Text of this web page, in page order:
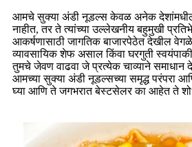
आमचे सुक्या अंडी नूडल्स केवळ अनेक देशांमधील
नाहीत, तर ते त्यांच्या उल्लेखनीय बहुमुखी
आकर्षणासाठी जागतिक बाजारपेठेत देखील वेगळे
व्यावसायिक शेफ असाल किंवा घरगुती
तुमचे जेवण वाढवा जे प्रत्येक चाव्याने समाधान
आमच्या सुक्या अंडी नूडल्सच्या समृद्ध परंपरा
घ्या आणि ते जगभरात बेस्टसेलर का आहेत ते